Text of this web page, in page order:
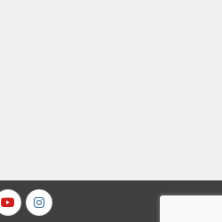
Youtube
Instagram